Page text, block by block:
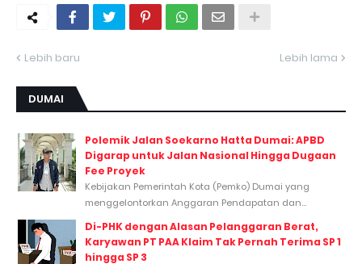
Lebih baru Lebih lama
DUMAI
Polemik Jalan Soekarno Hatta Dumai: APBD
Digarap untuk Jalan Nasional Hingga Dugaan
Fee Proyek
Kebijakan Pemerintah Kota (Pemko) Dumai yang
menggelontorkan Anggaran Pendapatan dan...
Di-PHK dengan Alasan Pelanggaran Berat,
Karyawan PT PAA Klaim Tak Pernah Terima SP 1
hingga SP 3